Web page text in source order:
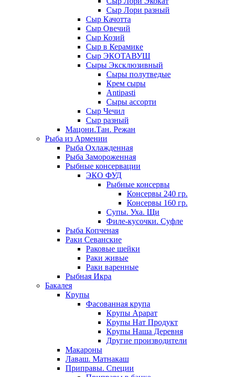
Сыр Лори разный
Сыр Качотта
Сыр Овечий
Сыр Козий
Сыр в Керамике
Сыр ЭКОТАВУШ
Сыры Эксклюзивный
Сыры полутведые
Крем сыры
Antipasti
Сыры ассорти
Сыр Чечил
Сыр разный
Мацони.Тан. Режан
Рыба из Армении
Рыба Охлажденная
Рыба Замороженная
Рыбные консервации
ЭКО ФУД
Рыбные консервы
Консервы 240 гр.
Консервы 160 гр.
Супы. Уха. Щи
Филе-кусочки. Суфле
Рыба Копченая
Раки Севанские
Раковые шейки
Раки живые
Раки варенные
Рыбная Икра
Бакалея
Крупы
Фасованная крупа
Крупы Арарат
Крупы Нат Продукт
Крупы Наша Деревня
Другие производители
Макароны
Лаваш. Матнакаш
Приправы. Специи